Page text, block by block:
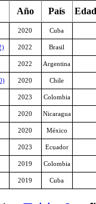
Año País
2020 Cuba
2022 Brasil
2022 Argentina
2020 Chile
2023 Colombia
2020 Nicaragua
2020 México
2023 Ecuador
2019 Colombia
2019 Cuba